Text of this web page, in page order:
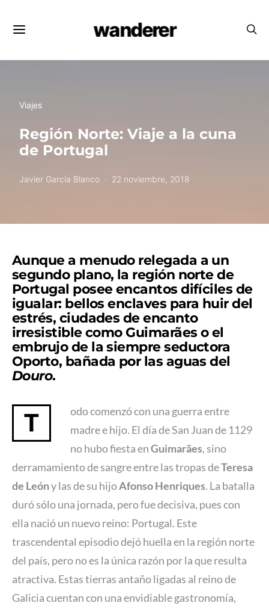
wanderer
Viajes
Región Norte: Viaje a la cuna
de Portugal
Javier García Blanco 22 noviembre, 2018
Aunque a menudo relegada a un
segundo plano, la región norte de
Portugal posee encantos difíciles de
igualar: bellos enclaves para huir del
estrés, ciudades de encanto
irresistible como Guimarães o el
embrujo de la siempre seductora
Oporto, bañada por las aguas del
Douro.
T
odo comenzó con una guerra entre
madre e hijo. El día de San Juan de 1129
no hubo fiesta enGuimarães, sino
derramamiento de sangre entre las tropas deTeresa
de Leóny las de su hijoAfonso Henriques. La batalla
duró sólo una jornada, pero fue decisiva, pues con
ella nació un nuevo reino: Portugal. Este
trascendental episodio dejó huella en la región norte
del país, pero no es la única razón por la que resulta
atractiva. Estas tierras antaño ligadas al reino de
Galicia cuentan con una envidiable gastronomía,